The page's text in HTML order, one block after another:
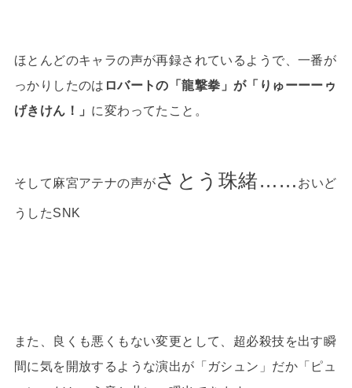
ほとんどのキャラの声が再録されているようで、一番が
っかりしたのは ロバートの「龍撃拳」が「りゅーーーゥ
げきけん！」 に変わってたこと。
そして麻宮アテナの声がさとう珠緒…… おいど
うしたSNK
また、良くも悪くもない変更として、超必殺技を出す瞬
間に気を開放するような演出が「ガシュン」だか「ピュ